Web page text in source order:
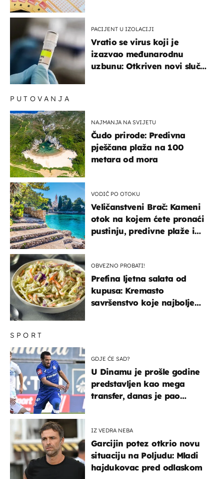
PACIJENT U IZOLACIJI
Vratio se virus koji je
izazvao međunarodnu
uzbunu: Otkriven novi slučaj
SPORT
GDJE ĆE SAD?
U Dinamu je prošle godine
predstavljen kao mega
transfer, danas je pao
IZ VEDRA NEBA
Garcijin potez otkrio novu
situaciju na Poljudu: Mladi
hajdukovac pred odlaskom
PUTOVANJA
NAJMANJA NA SVIJETU
Čudo prirode: Predivna
pješčana plaža na 100
metara od mora
VODIČ PO OTOKU
Veličanstveni Brač: Kameni
otok na kojem ćete pronaći
pustinju, predivne plaže i
OBVEZNO PROBATI!
Prefina ljetna salata od
kupusa: Kremasto
savršenstvo koje najbolje